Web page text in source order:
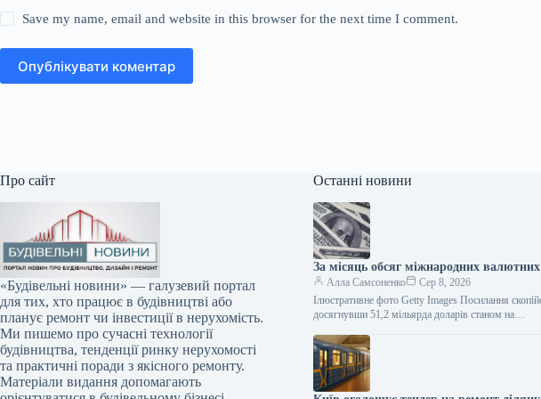
Save my name, email and website in this browser for the next time I comment.
Опублікувати коментар
Про сайт
«Будівельні новини» — галузевий портал
для тих, хто працює в будівництві або
планує ремонт чи інвестиції в нерухомість.
Ми пишемо про сучасні технології
будівництва, тенденції ринку нерухомості
та практичні поради з якісного ремонту.
Матеріали видання допомагають
Останні новини
За місяць обсяг міжнародних
Алла Самсоненко
Сер 8, 2026
Ілюстративне фото Getty Images Посилання
досягнувши 51,2 мільярда доларів станом на…